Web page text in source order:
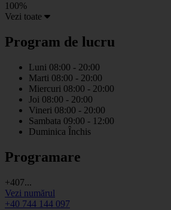
100%
Vezi toate
Program de lucru
Luni 08:00 - 20:00
Marti 08:00 - 20:00
Miercuri 08:00 - 20:00
Joi 08:00 - 20:00
Vineri 08:00 - 20:00
Sambata 09:00 - 12:00
Duminica Închis
Programare
+407...
Vezi numărul
+40 744 144 097